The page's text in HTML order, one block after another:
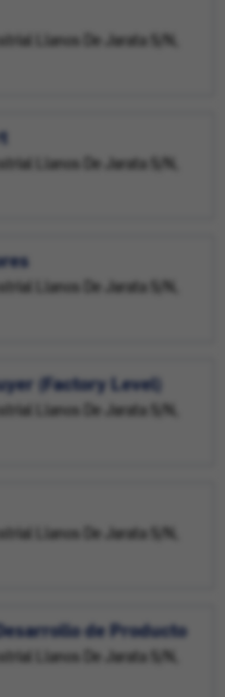
Llanos De Jarata S/N,
Llanos De Jarata S/N,
Llanos De Jarata S/N,
(Factory Level)
Llanos De Jarata S/N,
Llanos De Jarata S/N,
de Producto
Llanos De Jarata S/N,